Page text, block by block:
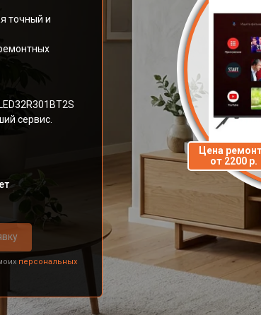
точный и
сервис.
персональных
Цена
от 2200 р.